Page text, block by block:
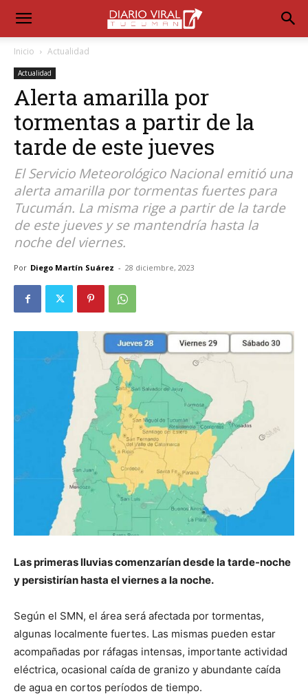
Inicio Actualidad
Actualidad
Alerta amarilla por
tormentas a partir de la
tarde de este jueves
El Servicio Meteorológico Nacional emitió una
alerta amarilla por tormentas fuertes para
Tucumán. La misma rige a partir de la tarde
de este jueves y se mantendría hasta la
noche del viernes.
Por Diego Martín Suárez - 28 diciembre, 2023
Las primeras lluvias comenzarían desde la tarde-noche
y persistirían hasta el viernes a la noche.
Según el SMN, el área será afectada por tormentas,
algunas localmente fuertes. Las mismas pueden estar
acompañadas por ráfagas intensas, importante actividad
eléctrica, ocasional caída de granizo y abundante caída
de agua en cortos períodos de tiempo.